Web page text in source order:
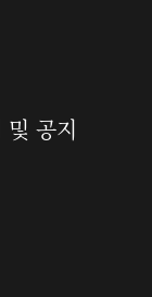
및 공지